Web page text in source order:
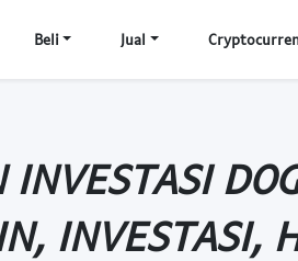
Beli Jual
INVESTASI,